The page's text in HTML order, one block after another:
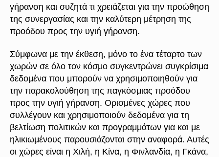
γήρανση και συζητά τι χρειάζεται για την προώθηση
της συνεργασίας και την καλύτερη μέτρηση της
προόδου προς την υγιή γήρανση.
Σύμφωνα με την έκθεση, μόνο το ένα τέταρτο των
χωρών σε όλο τον κόσμο συγκεντρώνει συγκρίσιμα
δεδομένα που μπορούν να χρησιμοποιηθούν για
την παρακολούθηση της παγκόσμιας προόδου
προς την υγιή γήρανση. Ορισμένες χώρες που
συλλέγουν και χρησιμοποιούν δεδομένα για τη
βελτίωση πολιτικών και προγραμμάτων για και με
ηλικιωμένους παρουσιάζονται στην αναφορά. Αυτές
οι χώρες είναι η Χιλή, η Κίνα, η Φινλανδία, η Γκάνα,